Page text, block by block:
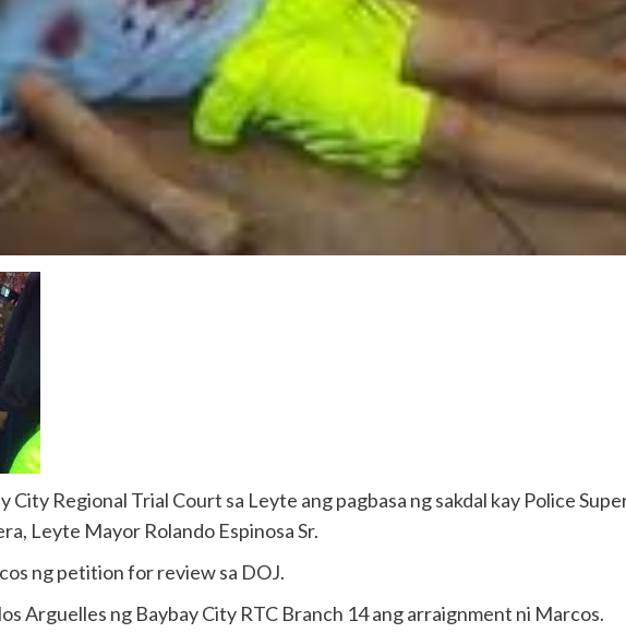
City Regional Trial Court sa Leyte ang pagbasa ng sakdal kay Police
Leyte Mayor Rolando Espinosa Sr.
ng petition for review sa DOJ.
Arguelles ng Baybay City RTC Branch 14 ang arraignment ni Marcos.